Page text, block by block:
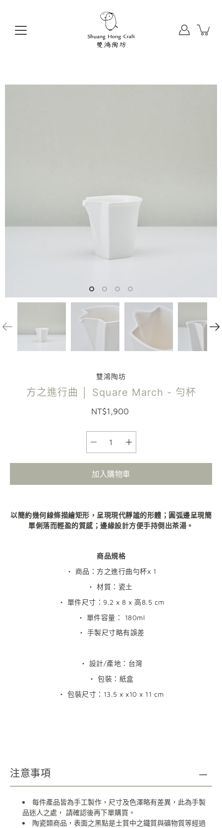
雙鴻陶坊
方之進行曲 │ Square March - 勻杯
NT$1,900
加入購物車
以簡約幾何線條描繪矩形，呈現現代靜謐的形體；圓弧邊呈現簡
單俐落而輕盈的質感；邊緣設計方便手持倒出茶湯。
商品規格
・ 商品：方之進行曲勻杯x 1
・ 材質：瓷土
・ 單件尺寸：9.2 x 8 x 高8.5 cm
・ 單件容量：
180ml
・ 手製尺寸略有誤差
・ 設計/產地：台灣
・ 包裝：紙盒
・包裝尺寸： 13.5 x x10 x 11 cm
注意事項
每件產品皆為手工製作，尺寸及色澤略有差異，此為手製
品迷人之處， 請確認後再下單購買。
陶瓷類商品，表面之黑點是土質中之鐵質與礦物質等經過